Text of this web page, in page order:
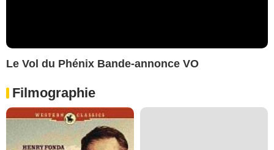
Le Vol du Phénix Bande-annonce VO
Filmographie